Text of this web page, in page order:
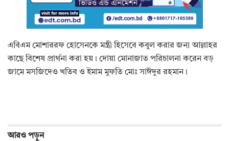
এবিএম মোশাররফ হোসেনকে মন্ত্রী হিসেবে কবুল করার জন্য আল্লাহর
কাছে বিশেষ প্রার্থনা করা হয়। দোয়া মোনাজাত পরিচালনা করেন বড়
জামে মসজিদেও খতিব ও ইমাম মুফতি মোঃ সাঈদুর রহমান।
আরও পড়ুন